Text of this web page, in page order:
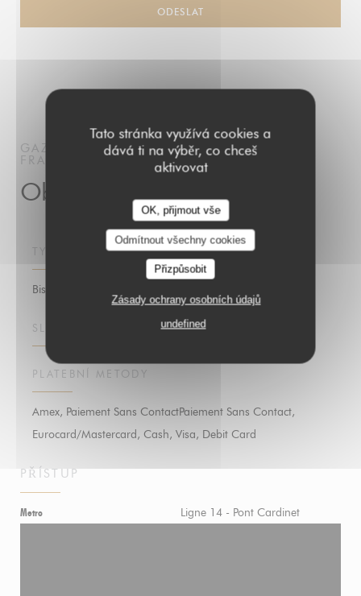
Tato stránka využívá cookies a
dává ti na výběr, co chceš
aktivovat
OK, přijmout vše
Odmítnout všechny cookies
Přizpůsobit
Zásady ochrany osobních údajů
undefined
GAZETTE BATIGNOLLESBISTRO / CUISINE
FRANÇAISE / TERRASSE PARIS
Obecné informace
TYP PODNIKU
Bistro / Cuisine française / Terrasse
SLUŽBY
PLATEBNÍ METODY
Amex, Paiement Sans ContactPaiement Sans Contact,
Eurocard/Mastercard, Cash, Visa, Debit Card
PŘÍSTUP
Metro Ligne 14 - Pont Cardinet